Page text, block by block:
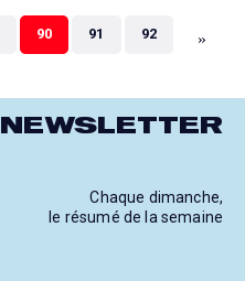
»
90 91 92
NEWSLETTER
Chaque dimanche,
le résumé de la semaine